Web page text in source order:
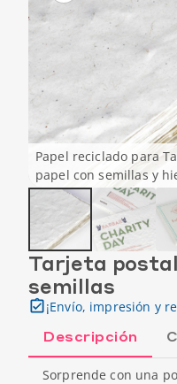
Papel reciclado para
papel con semillas y
Tarjeta
semillas
¡Envío, impresión y
Descripción
Sorprende con una